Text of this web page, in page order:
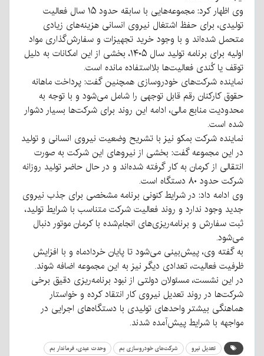
وی اظهار کرد: مجموعه‌هایی با سابقه حدود ۱۵ سال فعالیت
تولیدی، برای حفظ اشتغال نیروی انسانی هزینه‌های زیادی
متحمل شده‌اند و با وجود خرید تجهیزات و سفارش‌گذاری مواد
اولیه برای برنامه تولید سال ۱۴۰۵، بخشی از این امکانات به دلیل
توقف یا کُندی فعالیت‌ها بلااستفاده مانده است.
نماینده شرکت‌های خودروسازی همچنین گفت: پرداخت ماهانه
حقوق کارکنان رقم قابل توجهی را شامل می‌شود و با توجه به
محدودیت منابع مالی، ادامه این روند برای شرکت‌ها بسیار دشوار
شده است.
نماینده شرکت بمکو نیز با تشریح وضعیت نیروی انسانی و تولید
در این مجموعه گفت: بخشی از نیروهای این شرکت به صورت
انتقالی از کرمان به کار گرفته شده‌اند و در حال حاضر تولید روزانه
شرکت حدود ۸۰ دستگاه است.
وی ادامه داد: در شرایط کنونی برنامه مشخصی برای جذب نیروی
جدید وجود ندارد و روند فعالیت شرکت متناسب با شرایط تولید،
ثبت سفارش و برنامه‌ریزی‌های انجام‌شده با کرمان موتور دنبال
می‌شود.
به گفته وی، پیش‌بینی می‌شود تا پایان خردادماه و با افزایش
ظرفیت فعالیت، تعدادی دیگر نیز به این مجموعه اضافه شوند.
در این نشست، مسئولان دولتی از نبود برنامه‌ریزی دقیق برخی
شرکت‌ها در روند تعدیل نیروی کار انتقاد کرده و خواستار
هماهنگی بیشتر واحدهای تولیدی با دستگاه‌های اجرایی در
مواجهه با شرایط پیش‌آمده شدند.
تعدیل نیرو شرکت‌های خودروسازی بم وحدت عیدی، فرماندار بم